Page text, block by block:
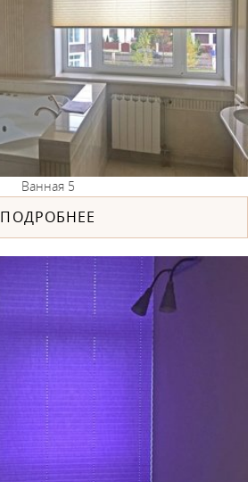
Ванная 5
ПОДРОБНЕЕ